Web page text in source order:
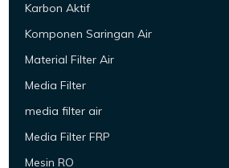
Karbon Aktif
Komponen Saringan Air
Material Filter Air
Media Filter
media filter air
Media Filter FRP
Mesin RO